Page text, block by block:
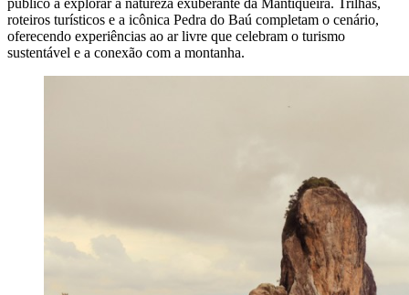
roteiros turísticos e a icônica Pedra do Baú completam o cenário,
oferecendo experiências ao ar livre que celebram o turismo
sustentável e a conexão com a montanha.